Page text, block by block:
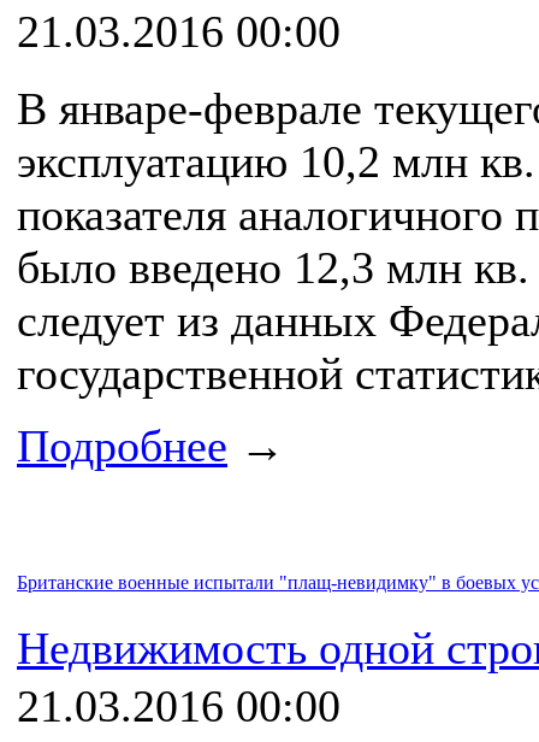
21.03.2016 00:00
В январе-феврале
эксплуатацию 10,2 млн
показателя аналогичного
было введено 12,3 млн
следует из данных
государственной
Подробнее →
Британские военные испытали "плащ-невидимку" в боевых
Недвижимость одной
21.03.2016 00:00